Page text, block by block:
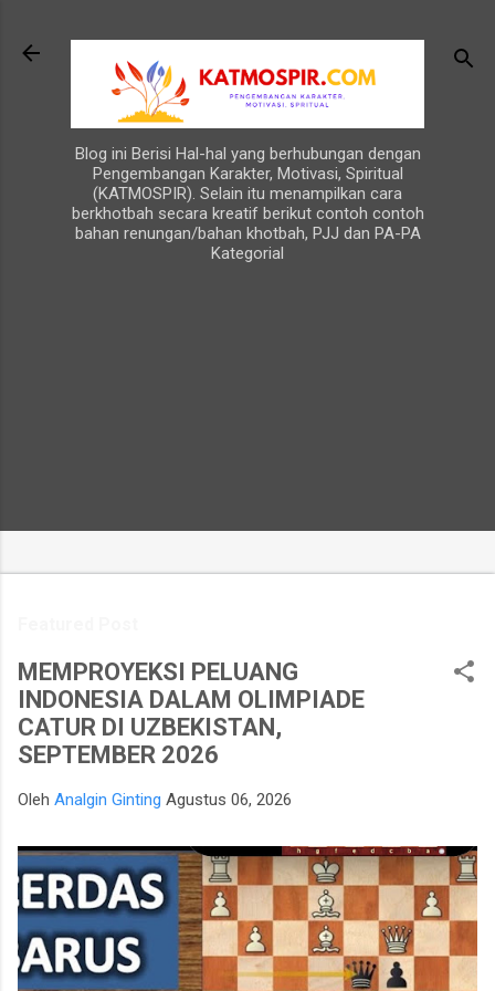
Blog ini Berisi Hal-hal yang berhubungan dengan
Pengembangan Karakter, Motivasi, Spiritual
(KATMOSPIR). Selain itu menampilkan cara
berkhotbah secara kreatif berikut contoh contoh
bahan renungan/bahan khotbah, PJJ dan PA-PA
Kategorial
MEMPROYEKSI PELUANG
INDONESIA DALAM OLIMPIADE
CATUR DI UZBEKISTAN,
SEPTEMBER 2026
Oleh Analgin Ginting Agustus 06, 2026